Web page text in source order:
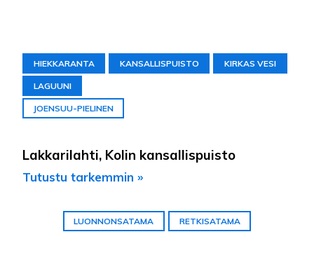
HIEKKARANTA KANSALLISPUISTO KIRKAS VESI
LAGUUNI
JOENSUU-PIELINEN
Lakkarilahti, Kolin kansallispuisto
Tutustu tarkemmin »
LUONNONSATAMA RETKISATAMA